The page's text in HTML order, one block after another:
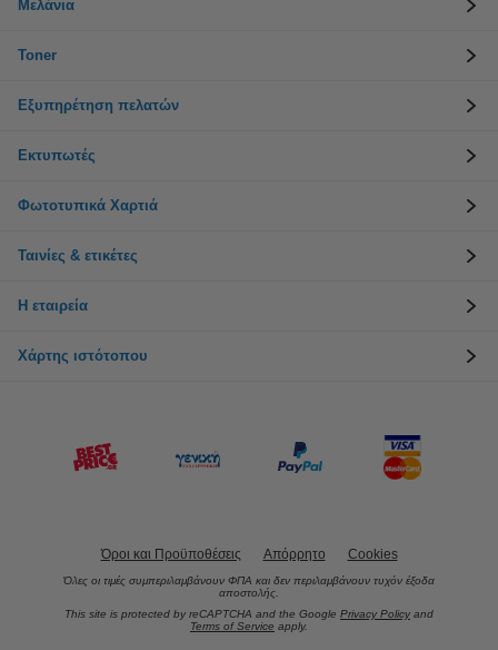
Μελάνια
Toner
Εξυπηρέτηση πελατών
Εκτυπωτές
Φωτοτυπικά Χαρτιά
Ταινίες & ετικέτες
Η εταιρεία
Χάρτης ιστότοπου
Όροι και Προϋποθέσεις Απόρρητο Cookies
Όλες οι τιμές συμπεριλαμβάνουν ΦΠΑ και δεν περιλαμβάνουν τυχόν έξοδα
αποστολής.
This site is protected by reCAPTCHA and the Google Privacy Policy and
Terms of Service apply.